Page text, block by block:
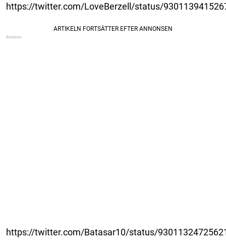
https://twitter.com/LoveBerzell/status/
https://twitter.com/Batasar10/status/